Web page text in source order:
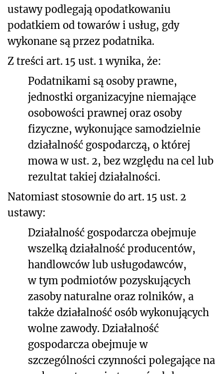
ustawy podlegają opodatkowaniu
podatkiem od towarów i usług, gdy
wykonane są przez podatnika.
Z treści art. 15 ust. 1 wynika, że:
Podatnikami są osoby prawne,
jednostki organizacyjne niemające
osobowości prawnej oraz osoby
fizyczne, wykonujące samodzielnie
działalność gospodarczą, o której
mowa w ust. 2, bez względu na cel lub
rezultat takiej działalności.
Natomiast stosownie do art. 15 ust. 2
ustawy:
Działalność gospodarcza obejmuje
wszelką działalność producentów,
handlowców lub usługodawców,
w tym podmiotów pozyskujących
zasoby naturalne oraz rolników, a
także działalność osób wykonujących
wolne zawody. Działalność
gospodarcza obejmuje w
szczególności czynności polegające na